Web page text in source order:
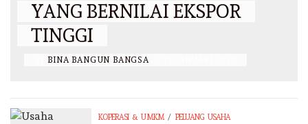
YANG BERNILAI EKSPOR
TINGGI
BINA BANGUN BANGSA
KOPERASI & UMKM / PELUANG USAHA